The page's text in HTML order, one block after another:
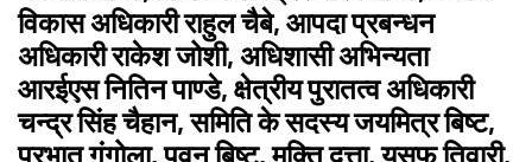
विकास अधिकारी राहुल चैबे, आपदा प्रबन्धन
अधिकारी राकेश जोशी, अधिशासी अभिन्यता
आरईएस नितिन पाण्डे, क्षेत्रीय पुरातत्व अधिकारी
चन्द्र सिंह चैहान, समिति के सदस्य जयमित्र बिष्ट,
प्रभात गंगोला, पवन बिष्ट, मुक्ति दत्ता, युसूफ तिवारी,